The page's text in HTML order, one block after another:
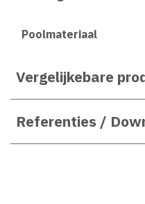
Poolmateriaal
Vergelijkebare
Referenties /